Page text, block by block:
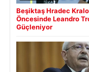
Beşiktaş Hradec
Öncesinde Leandro
Güçleniyor